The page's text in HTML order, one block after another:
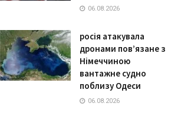
06.08.2026
росія атакувала
дронами пов’язане з
Німеччиною
вантажне судно
поблизу Одеси
06.08.2026